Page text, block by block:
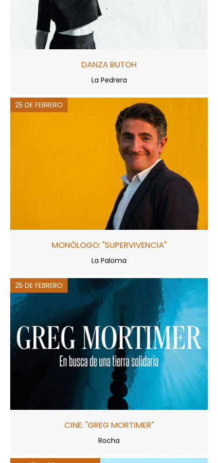
DANZA BUTOH
La Pedrera
25 DE FEBRERO
MONÓLOGO: "SUPERVIVENCIA"
La Paloma
25 DE FEBRERO
CINE: "GREG MORTIMER"
Rocha